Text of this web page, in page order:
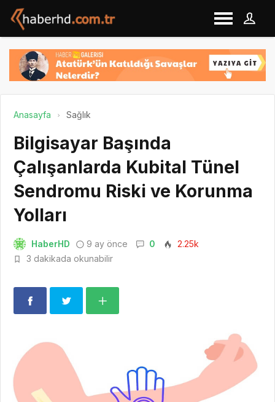
Anasayfa Sağlık
Bilgisayar Başında
Çalışanlarda Kubital Tünel
Sendromu Riski ve Korunma
Yolları
HaberHD 9 ay önce 0
2.25k
3 dakikada okunabilir